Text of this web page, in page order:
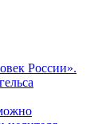
России».